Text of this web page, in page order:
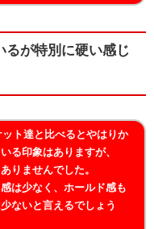
るが特別に硬い感じ
ト達と比べるとやはりか
る印象はありますが、
りませんでした。
は少なく、ホールド感も
ないと言えるでしょう